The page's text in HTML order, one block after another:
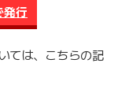
行
ては、こちらの記